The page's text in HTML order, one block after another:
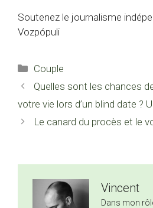
Soutenez le journalisme
Vozpópuli
Catégories
Couple
Quelles sont les chances
votre vie lors d’un blind date ?
Le canard du procès et le
Vincent
Dans mon